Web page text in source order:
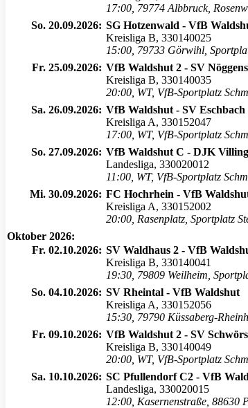
17:00 79774 Albbruck,
So. 20.09.2026: SG Hotzenwald - VfB
Kreisliga B, 330140025
15:00 79733 Görwihl,
Fr. 25.09.2026: VfB Waldshut 2 - SV
Kreisliga B, 330140035
20:00 WT, VfB-Sportplatz
Sa. 26.09.2026: VfB Waldshut - SV Eschbach
Kreisliga A, 330152047
17:00 WT, VfB-Sportplatz
So. 27.09.2026: VfB Waldshut C - DJK
Landesliga, 330020012
11:00 WT, VfB-Sportplatz
Mi. 30.09.2026: FC Hochrhein - VfB
Kreisliga A, 330152002
20:00 Rasenplatz, Sportplatz
Oktober 2026:
Fr. 02.10.2026: SV Waldhaus 2 - VfB
Kreisliga B, 330140041
19:30 79809 Weilheim,
So. 04.10.2026: SV Rheintal - VfB Waldshut
Kreisliga A, 330152056
15:30 79790 Küssaberg-
Fr. 09.10.2026: VfB Waldshut 2 - SV
Kreisliga B, 330140049
20:00 WT, VfB-Sportplatz
Sa. 10.10.2026: SC Pfullendorf C2 - VfB
Landesliga, 330020015
12:00 Kasernenstraße, 88630